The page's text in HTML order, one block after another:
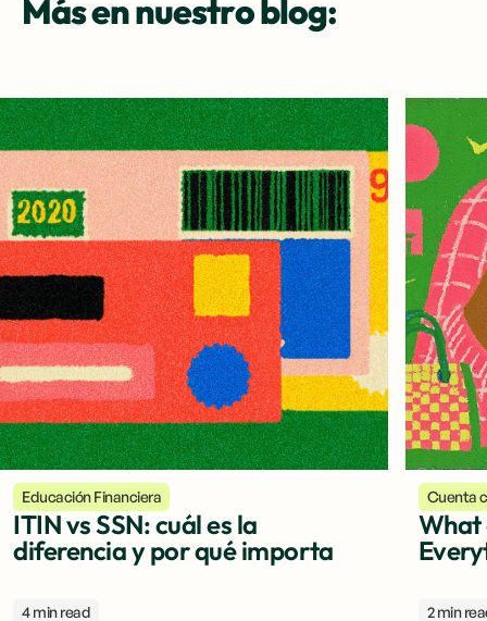
Más en nuestro blog:
Educación Financiera
ITIN vs SSN: cuál es la
diferencia y por qué importa
4 min read
Cuenta
What
2 min